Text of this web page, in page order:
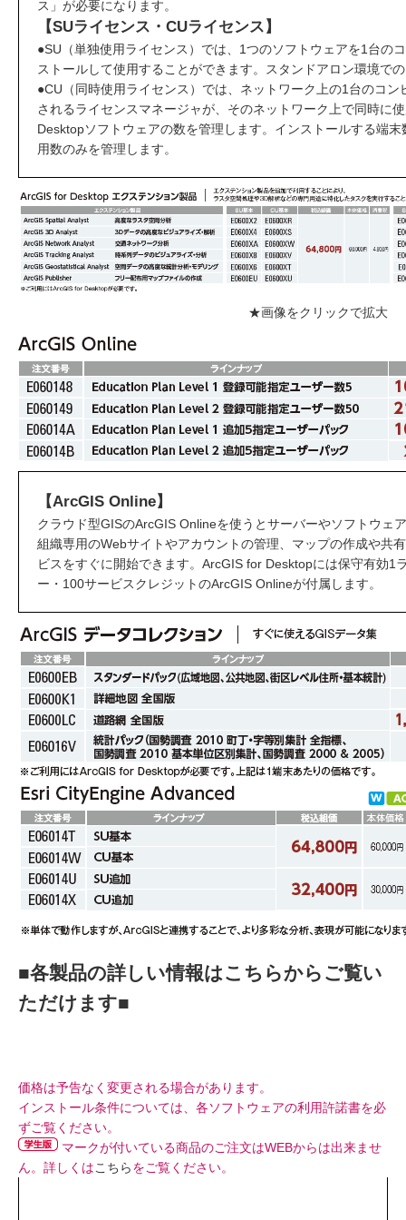
ス」が必要になります。
【SUライセンス・CUライセンス】
●SU（単独使用ライセンス）では、1つのソフトウェアを1台の
ストールして使用することができます。スタンドアロン環境で
●CU（同時使用ライセンス）では、ネットワーク上の1台のコン
されるライセンスマネージャが、そのネットワーク上で同時に
Desktopソフトウェアの数を管理します。インストールする端
用数のみを管理します。
★画像をクリックで拡大
【ArcGIS Online】
クラウド型GISのArcGIS Onlineを使うとサーバーやソフトウェ
組織専用のWebサイトやアカウントの管理、マップの作成や共
ビスをすぐに開始できます。ArcGIS for Desktopには保守有効1
ー・100サービスクレジットのArcGIS Onlineが付属します。
■各製品の詳しい情報はこちらからご覧い
ただけます■
価格は予告なく変更される場合があります。
インストール条件については、各ソフトウェアの利用許諾書を必
ずご覧ください。
マークが付いている商品のご注文はWEBからは出来ませ
ん。詳しくはこちらをご覧ください。